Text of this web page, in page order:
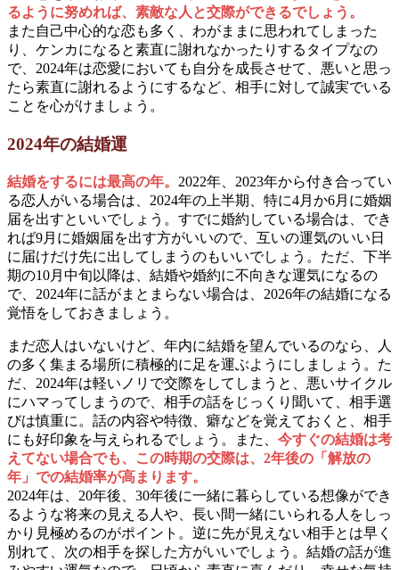
るように努めれば、素敵な人と交際ができるでしょう。
また自己中心的な恋も多く、わがままに思われてしまった
り、ケンカになると素直に謝れなかったりするタイプなの
で、2024年は恋愛においても自分を成長させて、悪いと思っ
たら素直に謝れるようにするなど、相手に対して誠実でいる
ことを心がけましょう。
2024年の結婚運
結婚をするには最高の年。 2022年、2023年から付き合ってい
る恋人がいる場合は、2024年の上半期、特に4月か6月に婚姻
届を出すといいでしょう。すでに婚約している場合は、でき
れば9月に婚姻届を出す方がいいので、互いの運気のいい日
に届けだけ先に出してしまうのもいいでしょう。ただ、下半
期の10月中旬以降は、結婚や婚約に不向きな運気になるの
で、2024年に話がまとまらない場合は、2026年の結婚になる
覚悟をしておきましょう。
まだ恋人はいないけど、年内に結婚を望んでいるのなら、人
の多く集まる場所に積極的に足を運ぶようにしましょう。た
だ、2024年は軽いノリで交際をしてしまうと、悪いサイクル
にハマってしまうので、相手の話をじっくり聞いて、相手選
びは慎重に。話の内容や特徴、癖などを覚えておくと、相手
にも好印象を与えられるでしょう。また、 今すぐの結婚は考
えてない場合でも、この時期の交際は、2年後の「解放の
年」での結婚率が高まります。
2024年は、20年後、30年後に一緒に暮らしている想像ができ
るような将来の見える人や、長い間一緒にいられる人をしっ
かり見極めるのがポイント。逆に先が見えない相手とは早く
別れて、次の相手を探した方がいいでしょう。結婚の話が進